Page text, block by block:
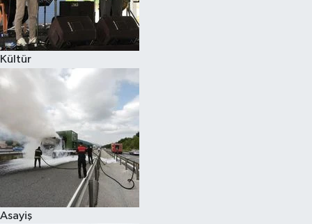
Kültür
Asayiş
Spor
Eğitim
Hava Durumu
Kadın